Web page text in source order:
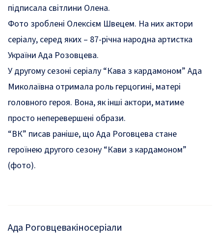
підписала світлини Олена.
Фото зроблені Олексієм Швецем. На них актори
серіалу, серед яких – 87-річна народна артистка
України Ада Розовцева.
У другому сезоні серіалу “Кава з кардамоном” Ада
Миколаївна отримала роль герцогині, матері
головного героя. Вона, як інші актори, матиме
просто неперевершені образи.
“ВК” писав раніше, що Ада Роговцева стане
героїнею другого сезону “Кави з кардамоном”
(фото).
Ада Роговцевакіносеріали